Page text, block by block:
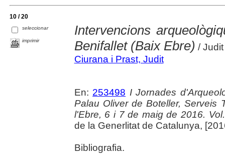
10 / 20
seleccionar
imprimir
Intervencions
Benifallet (Baix Ebre) /
Ciurana i Prast, Judit
En: 253498 I Jornades
Palau Oliver de Boteller, Serveis
l'Ebre, 6 i 7 de maig de 2016.
de la Generlitat de Catalunya,
Bibliografia.